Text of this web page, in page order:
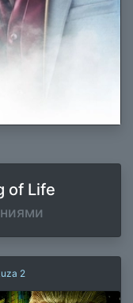
of Life
2